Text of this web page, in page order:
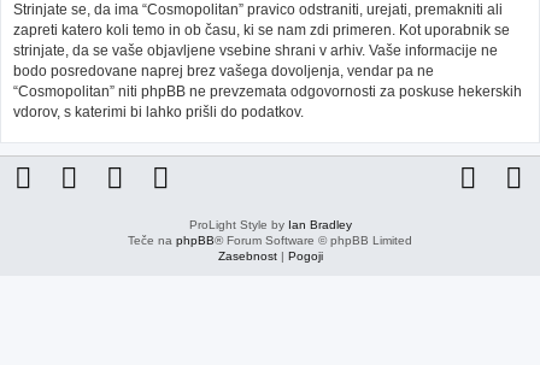
Strinjate se, da ima “Cosmopolitan” pravico odstraniti, urejati, premakniti ali
zapreti katero koli temo in ob času, ki se nam zdi primeren. Kot uporabnik se
strinjate, da se vaše objavljene vsebine shrani v arhiv. Vaše informacije ne
bodo posredovane naprej brez vašega dovoljenja, vendar pa ne
“Cosmopolitan” niti phpBB ne prevzemata odgovornosti za poskuse hekerskih
vdorov, s katerimi bi lahko prišli do podatkov.
ProLight Style by Ian Bradley
Teče na phpBB® Forum Software © phpBB Limited
Zasebnost| Pogoji